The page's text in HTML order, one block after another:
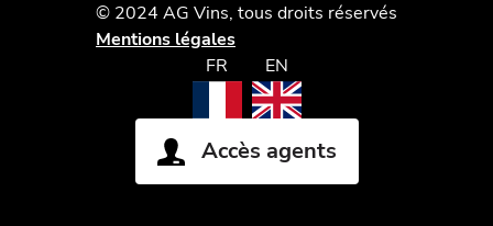
© 2024 AG Vins, tous droits réservés
Mentions légales
FR
EN
Accès agents